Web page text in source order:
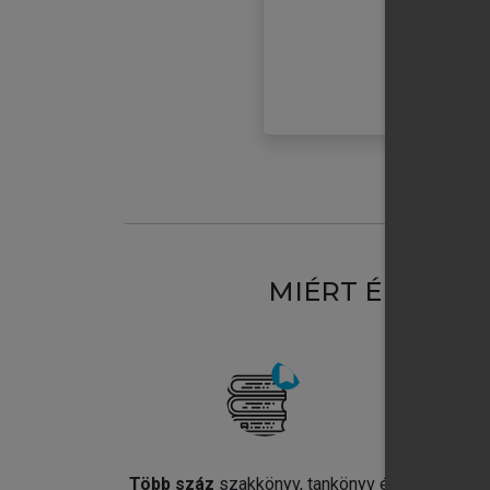
MIÉRT
Több száz szakkönyv, tankönyv és